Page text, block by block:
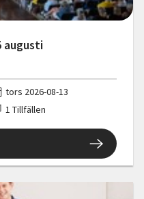
augusti
tors 2026-08-13
1 Tillfällen